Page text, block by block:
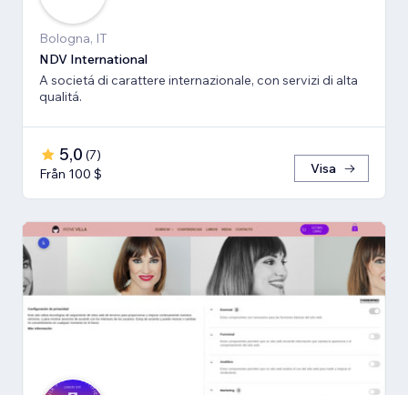
Bologna, IT
NDV International
A societá di carattere internazionale, con servizi di alta
qualitá.
5,0 (7)
Från 100 $
Visa